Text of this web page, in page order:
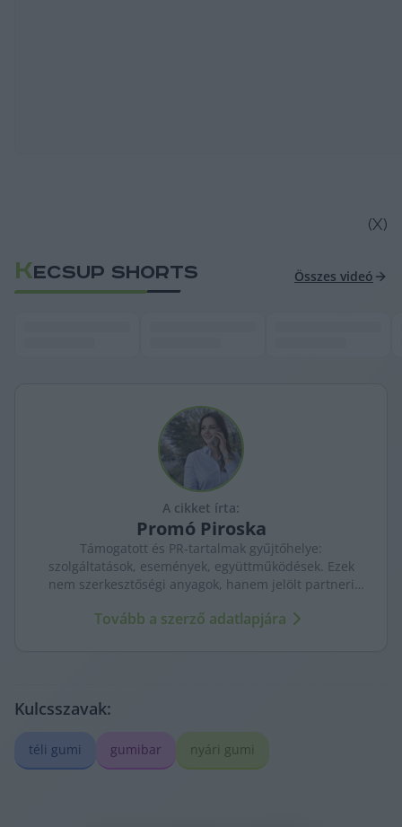
(X)
KECSUP SHORTS Összes videó
A cikket írta:
Promó Piroska
Támogatott és PR-tartalmak gyűjtőhelye:
szolgáltatások, események, együttműködések. Ezek
nem szerkesztőségi anyagok, hanem jelölt partneri
újságírásától.
Tovább a szerző adatlapjára
Kulcsszavak:
téli gumi gumibar nyári gumi